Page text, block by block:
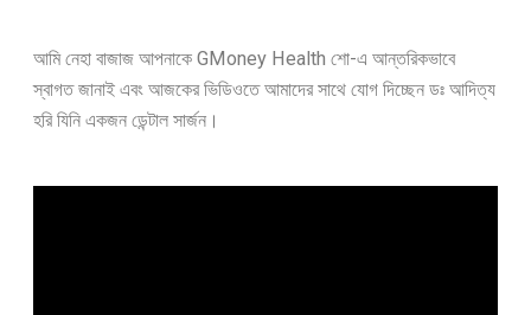
আমি নেহা বাজাজ আপনাকে GMoney Health শো-এ আন্তরিকভাবে
স্বাগত জানাই এবং আজকের ভিডিওতে আমাদের সাথে যোগ দিচ্ছেন ডঃ আদিত্য
হরি যিনি একজন ডেন্টাল সার্জন।